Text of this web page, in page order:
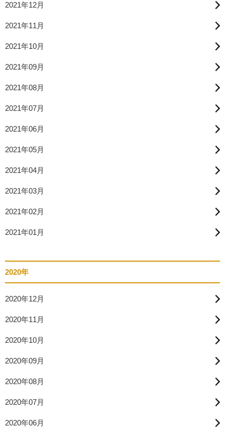
2021年12月
2021年11月
2021年10月
2021年09月
2021年08月
2021年07月
2021年06月
2021年05月
2021年04月
2021年03月
2021年02月
2021年01月
2020年
2020年12月
2020年11月
2020年10月
2020年09月
2020年08月
2020年07月
2020年06月